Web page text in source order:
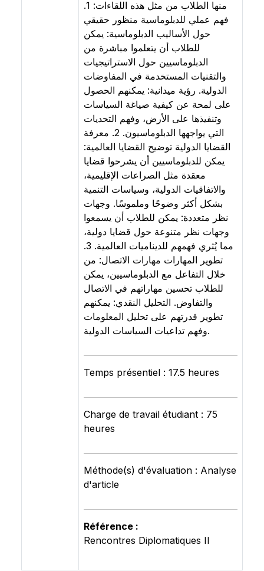
منها الطلاب من مثل هذه اللقاءات: 1.
فهم عملي للدبلوماسية منظور حقيقي
حول الأساليب الدبلوماسية: يمكن
للطلاب أن يتعلموا مباشرة من
الدبلوماسيين حول الاستراتيجيات
والتقنيات المستخدمة في المفاوضات
الدولية. رؤية ميدانية: يمكنهم الحصول
على لمحة عن كيفية صياغة السياسات
وتنفيذها على الأرض، وفهم التحديات
التي يواجهها الدبلوماسيون. 2. معرفة
القضايا الدولية توضيح القضايا العالمية:
يمكن للدبلوماسيين أن يشرحوا قضايا
معقدة مثل الصراعات الإقليمية،
والاتفاقيات الدولية، وسياسات التنمية
بشكل أكثر وضوحًا وملموسًا. وجهات
نظر متعددة: يمكن للطلاب أن يسمعوا
وجهات نظر متنوعة حول قضايا دولية،
مما يُثري فهمهم للديناميات العالمية. 3.
تطوير المهارات مهارات الاتصال: من
خلال التفاعل مع الدبلوماسيين، يمكن
للطلاب تحسين مهاراتهم في الاتصال
والتفاوض. التحليل النقدي: يمكنهم
تطوير قدرتهم على تحليل المعلومات
وفهم تداعيات السياسات الدولية.
Temps présentiel : 17.5 heures
Charge de travail étudiant : 75
heures
Méthode(s) d'évaluation : Analyse
d'article
Référence :
Rencontres Diplomatiques II